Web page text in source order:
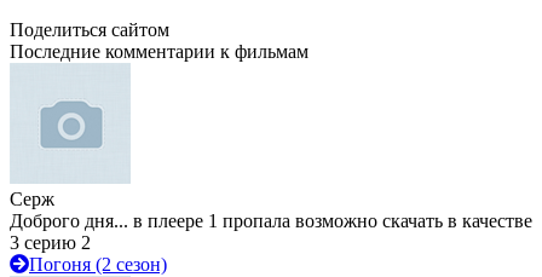
Поделиться сайтом
Последние комментарии к фильмам
Серж
Доброго дня... в плеере 1 пропала возможно скачать в качестве
3 серию 2
Погоня (2 сезон)